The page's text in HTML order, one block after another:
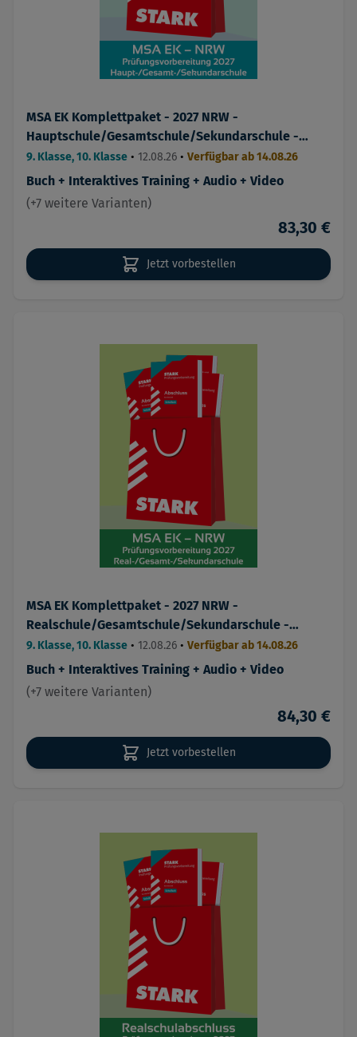
MSA EK Komplettpaket - 2027 NRW -
Hauptschule/Gesamtschule/Sekundarschule -
Prüfungsvorbereitung
9. Klasse, 10. Klasse • 12.08.26 • Verfügbar ab 14.08.26
Buch + Interaktives Training + Audio + Video
(+7 weitere Varianten)
83,30 €
Jetzt vorbestellen
MSA EK Komplettpaket - 2027 NRW -
Realschule/Gesamtschule/Sekundarschule -
Prüfungsvorbereitung
9. Klasse, 10. Klasse • 12.08.26 • Verfügbar ab 14.08.26
Buch + Interaktives Training + Audio + Video
(+7 weitere Varianten)
84,30 €
Jetzt vorbestellen